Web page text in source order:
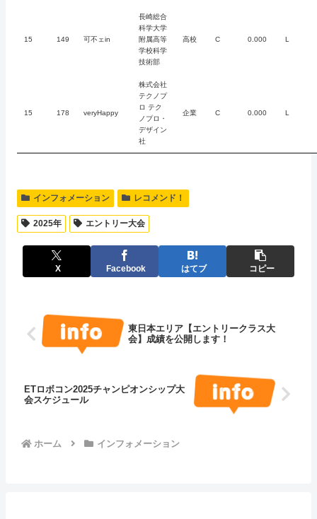
15 149 可不ェin
長崎総合
科学大学
附属高等
学校科学
技術部
高校 C 0.000 L
15 178 veryHappy
株式会社
テクノプ
ロ テク
ノプロ・
デザイン
社
企業 C 0.000 L
インフォメーション レコメンド！
2025年 エントリー大会
X Facebook はてブ コピー
東日本エリア【エントリークラス大
会】成績を公開します！
ETロボコン2025チャンピオンシップ大
会スケジュール
ホーム インフォメーション